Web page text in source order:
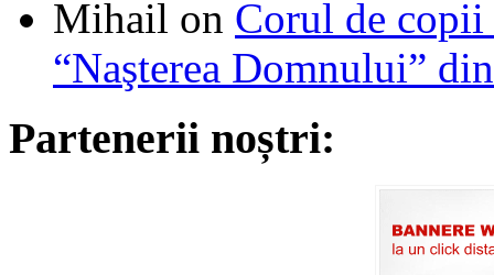
Mihail on Corul de
“Naşterea Domnului”
Partenerii noștri: